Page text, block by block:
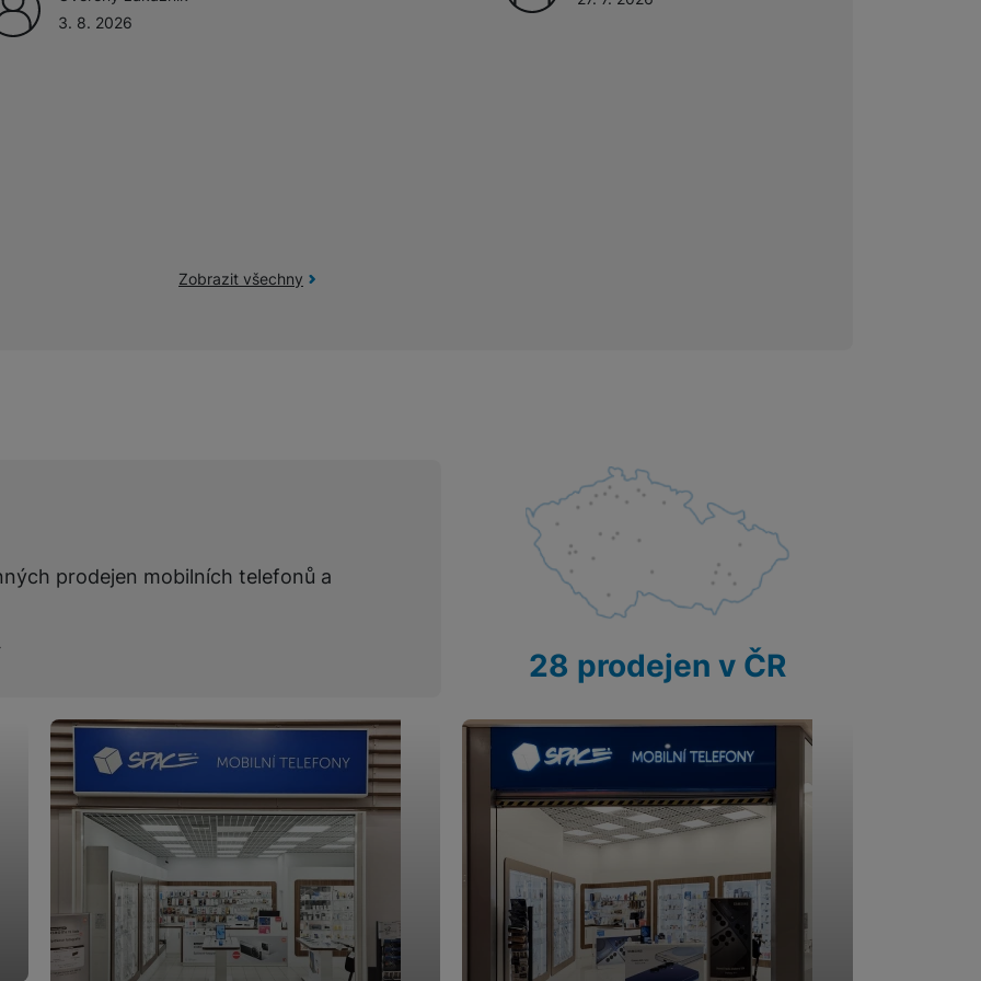
3. 8. 2026
Zobrazit všechny
prodejen mobilních telefonů a
28 prodejen v ČR